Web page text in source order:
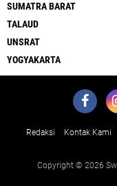
SUMATRA BARAT
TALAUD
UNSRAT
YOGYAKARTA
Redaksi Kontak Kami
Copyright © 2026